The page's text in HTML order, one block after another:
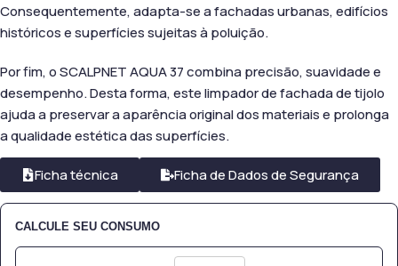
Consequentemente, adapta-se a fachadas urbanas, edifícios
históricos e superfícies sujeitas à poluição.
Por fim, o SCALPNET AQUA 37 combina precisão, suavidade e
desempenho. Desta forma, este limpador de fachada de tijolo
ajuda a preservar a aparência original dos materiais e prolonga
a qualidade estética das superfícies.
Ficha técnica Ficha de Dados de Segurança
CALCULE SEU CONSUMO